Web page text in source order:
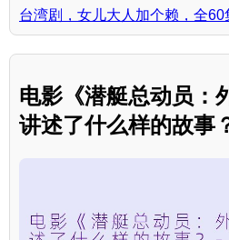
台湾剧，女儿大人加个赖，全60
电影《潜艇总动员：
讲述了什么样的故事